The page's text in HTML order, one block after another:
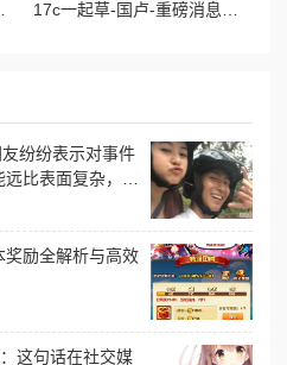
纷纷表示对事件
比表面复杂，引
奖励全解析与高效
这句话在社交媒